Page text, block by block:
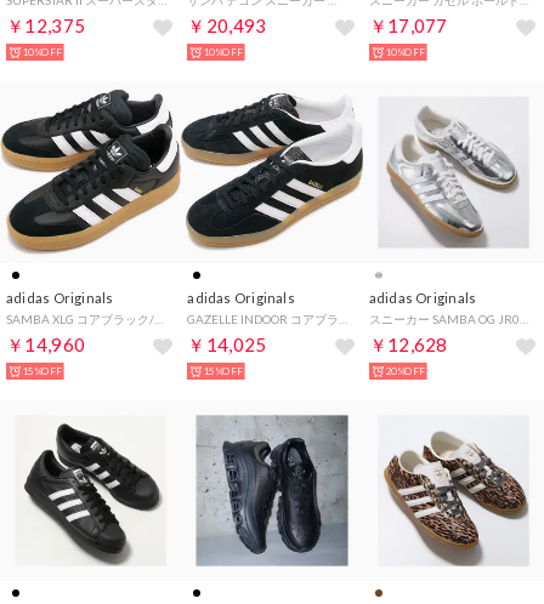
￥12,375
10%OFF
￥20,493
10%OFF
￥17,077
10%OFF
adidas Originals
￥14,960
15%OFF
adidas Originals
￥14,025
15%OFF
adidas Originals
￥12,628
20%OFF